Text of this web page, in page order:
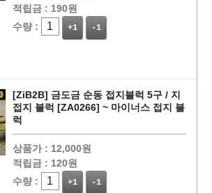
적립금 : 190원
수량 :
+1 -1
[ZiB2B] 금도금 순동 접지블럭 5구 / 지
접지 블럭 [ZA0266] ~ 마이너스 접지 블
럭
상품가 : 12,000원
적립금 : 120원
수량 :
+1 -1